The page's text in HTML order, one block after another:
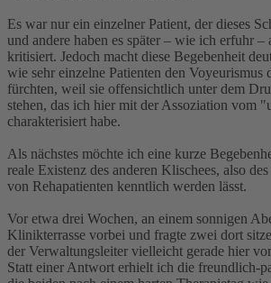
Es war nur ein einzelner Patient, der dieses
und andere haben es später – wie ich erfuhr –
kritisiert. Jedoch macht diese Begebenheit
wie sehr einzelne Patienten den Voyeurismus
fürchten, weil sie offensichtlich unter dem
stehen, das ich hier mit der Assoziation vom
charakterisiert habe.
Als nächstes möchte ich eine kurze
reale Existenz des anderen Klischees, also
von Rehapatienten kenntlich werden lässt.
Vor etwa drei Wochen, an einem sonnigen
Klinikterrasse vorbei und fragte zwei dort
der Verwaltungsleiter vielleicht gerade hier
Statt einer Antwort erhielt ich die freundlich-